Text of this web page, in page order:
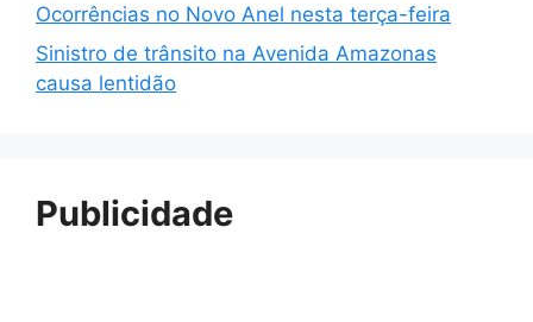
Ocorrências no Novo Anel nesta terça-feira
Sinistro de trânsito na Avenida Amazonas
causa lentidão
Publicidade